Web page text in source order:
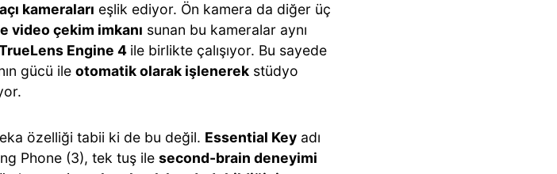
kameraları eşlik ediyor. Ön kamera da diğer üç
video çekim imkanı sunan bu kameralar aynı
Engine 4 ile birlikte çalışıyor. Bu sayede
gücü ile otomatik olarak işlenerek stüdyo
özelliği tabii ki de bu değil. Essential Key adı
Phone (3), tek tuş ile second-brain deneyimi